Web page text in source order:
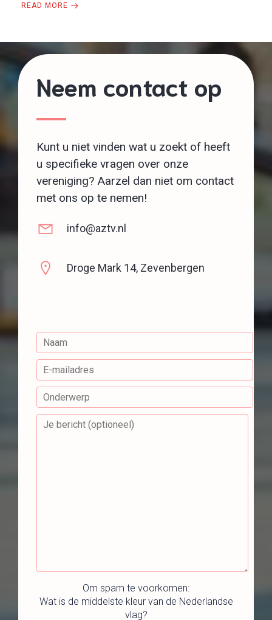
READ MORE
Neem contact op
Kunt u niet vinden wat u zoekt of heeft
u specifieke vragen over onze
vereniging? Aarzel dan niet om contact
met ons op te nemen!
info@aztv.nl
Droge Mark 14, Zevenbergen
Om spam te voorkomen:
Wat is de middelste kleur van de Nederlandse
vlag?